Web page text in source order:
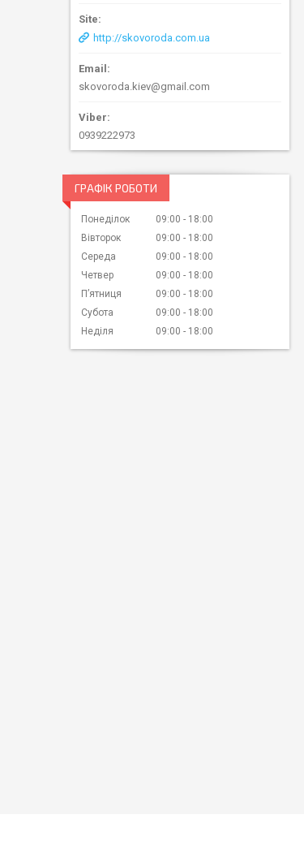
http://skovoroda.com.ua
skovoroda.kiev@gmail.com
0939222973
ГРАФІК РОБОТИ
Понеділок 09:00
18:00
Вівторок
09:00
18:00
Середа
09:00
18:00
Четвер
09:00
18:00
Пʼятниця
09:00
18:00
Субота
09:00
18:00
Неділя
09:00 18:00